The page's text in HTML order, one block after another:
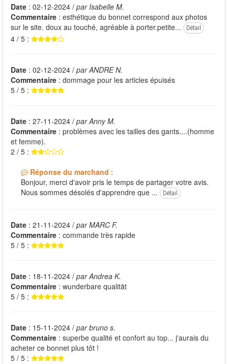
Date : 02-12-2024 / par Isabelle M.
Commentaire : esthétique du bonnet correspond aux photos
sur le site. doux au touché, agréable à porter.petite...
Détail
4 / 5 :
Date : 02-12-2024 / par ANDRE N.
Commentaire : dommage pour les articles épuisés
5 / 5 :
Date : 27-11-2024 / par Anny M.
Commentaire : problèmes avec les tailles des gants....(homme
et femme).
2 / 5 :
Réponse du marchand :
Bonjour, merci d'avoir pris le temps de partager votre avis.
Nous sommes désolés d'apprendre que ...
Détail
Date : 21-11-2024 / par MARC F.
Commentaire : commande très rapide
5 / 5 :
Date : 18-11-2024 / par Andrea K.
Commentaire : wunderbare qualität
5 / 5 :
Date : 15-11-2024 / par bruno s.
Commentaire : superbe qualité et confort au top... j'aurais du
acheter ce bonnet plus tôt !
5 / 5 :